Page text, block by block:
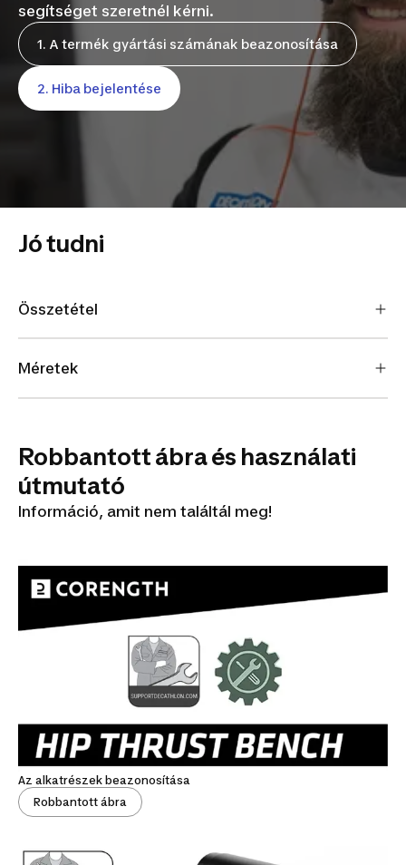
segítséget szeretnél kérni.
1. A termék gyártási számának beazonosítása
2. Hiba bejelentése
Jó tudni
Összetétel
Méretek
Robbantott ábra és használati
útmutató
Információ, amit nem találtál meg!
Az alkatrészek beazonosítása
Robbantott ábra